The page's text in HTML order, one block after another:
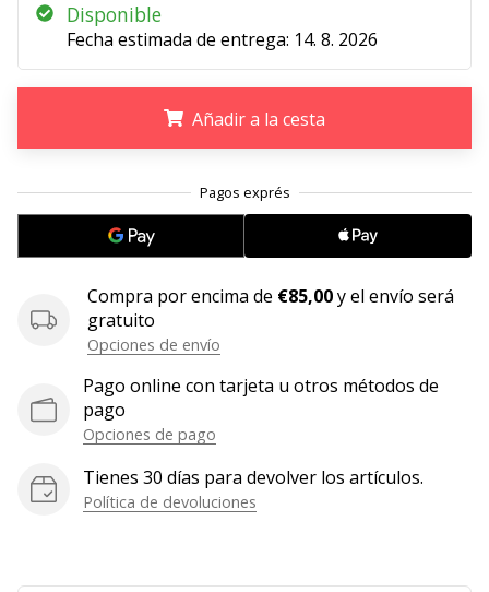
regalo
perfecto!
Encuentra…
2 min. de lectura
¡Conviértete
en
Weplayvolleyball!
¿Te
consideras
jugón?
en
nuestro
Disponible
Fecha estimada de entrega: 14. 8. 2026
Añadir a la cesta
Compra por encima de €85,00y el envío será
gratuito
Opciones de envío
Pago online con tarjeta u otros métodos de
pago
Opciones de pago
Tienes 30 días para devolver los artículos.
Política de devoluciones